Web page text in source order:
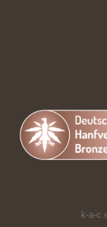
k-a-